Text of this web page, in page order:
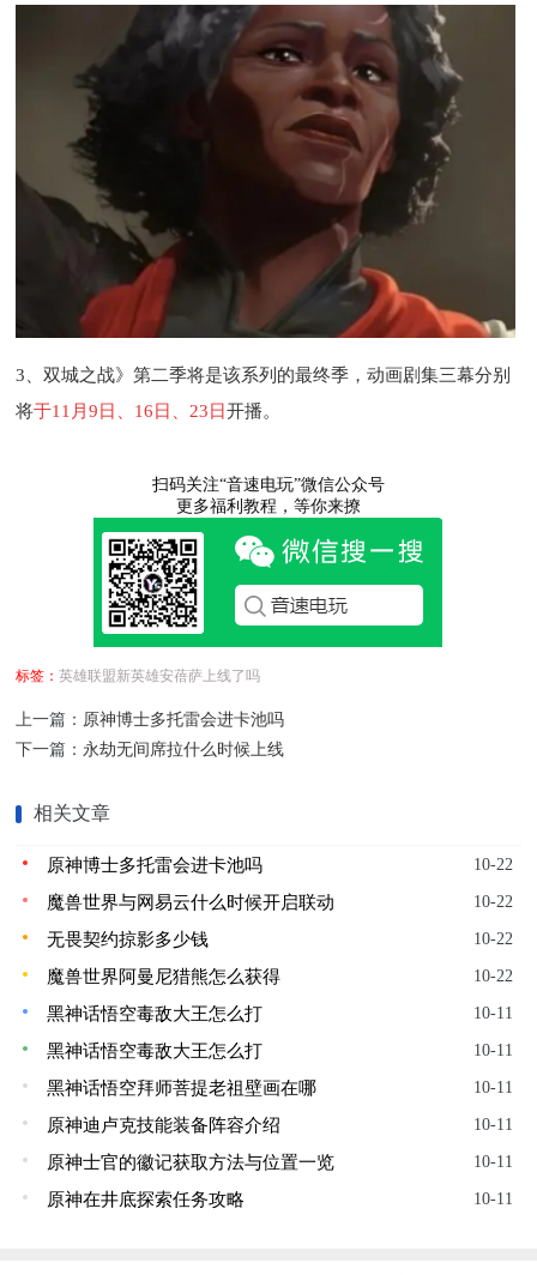
3、双城之战》第二季将是该系列的最终季，动画剧集三幕分别
将于11月9日、16日、23日开播。
扫码关注“音速电玩”微信公众号
更多福利教程，等你来撩
标签：英雄联盟新英雄安蓓萨上线了吗
上一篇： 原神博士多托雷会进卡池吗
下一篇： 永劫无间席拉什么时候上线
相关文章
10-22
原神博士多托雷会进卡池吗
10-22
魔兽世界与网易云什么时候开启联动
10-22
无畏契约掠影多少钱
10-22
魔兽世界阿曼尼猎熊怎么获得
10-11
黑神话悟空毒敌大王怎么打
10-11
黑神话悟空毒敌大王怎么打
10-11
黑神话悟空拜师菩提老祖壁画在哪
10-11
原神迪卢克技能装备阵容介绍
10-11
原神士官的徽记获取方法与位置一览
10-11
原神在井底探索任务攻略